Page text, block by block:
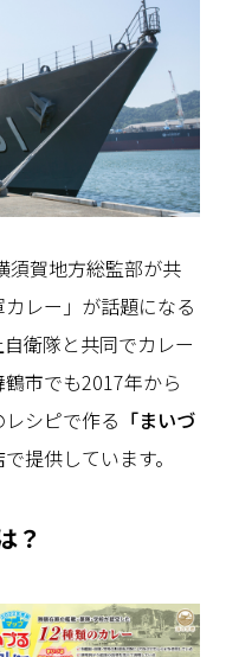
須賀地方総監部が共
レー」が話題になる
衛隊と共同でカレー
市でも2017年から
シピで作る 「まいづ
提供しています。
？